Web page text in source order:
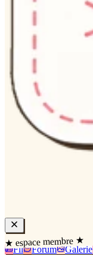
★ espace membre ★
Fil Forum Galerie